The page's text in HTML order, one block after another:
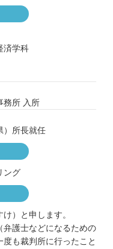
済学科
務所 入所
）所長就任
ング
）と申します。
弁護士などになるための
も裁判所に行ったこと